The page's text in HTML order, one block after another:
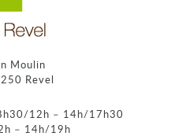
Moulin
Revel
12h – 14h/17h30
– 14h/19h